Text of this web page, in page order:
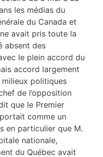
les médias du
du Canada et
avait pris toute la
absent des
le plein accord du
accord largement
politiques
de l’opposition
que le Premier
comme un
en particulier que M.
nationale,
du Québec avait